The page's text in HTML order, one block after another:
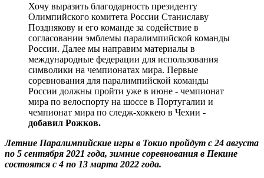
Хочу выразить благодарность президенту
Олимпийского комитета России Станиславу
Позднякову и его команде за содействие в
согласовании эмблемы паралимпийской команды
России. Далее мы направим материалы в
международные федерации для использования
символики на чемпионатах мира. Первые
соревнования для паралимпийской команды
России должны пройти уже в июне - чемпионат
мира по велоспорту на шоссе в Португалии и
чемпионат мира по следж-хоккею в Чехии -
добавил Рожков.
Летние Паралимпийские игры в Токио пройдут с 24 августа
по 5 сентября 2021 года, зимние соревнования в Пекине
состоятся с 4 по 13 марта 2022 года.